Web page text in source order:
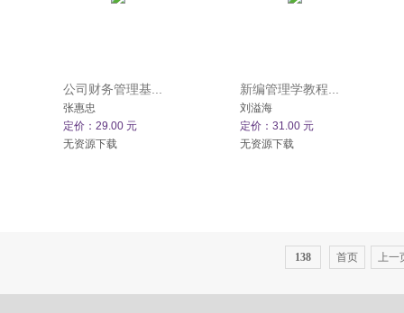
公司财务管理基...
张惠忠
定价：29.00 元
无资源下载
新编管理学教程...
刘溢海
定价：31.00 元
无资源下载
138 首页 上一